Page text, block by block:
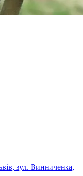
вул. Винниченка,